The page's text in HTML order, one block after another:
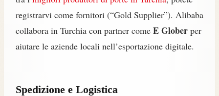
registrarvi come fornitori (“Gold Supplier”). Alibaba
collabora in Turchia con partner come E Glober per
aiutare le aziende locali nell’esportazione digitale.
Spedizione e Logistica